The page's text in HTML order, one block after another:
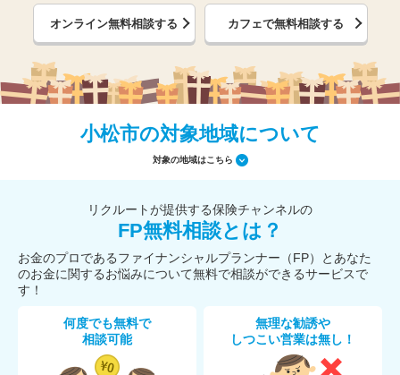
オンライン無料相談する カフェで無料相談する
小松市の対象地域について
対象の地域はこちら
リクルートが提供する保険チャンネルの
FP無料相談とは？
お金のプロであるファイナンシャルプランナー（FP）とあなた
のお金に関するお悩みについて無料で相談ができるサービスで
す！
何度でも無料で
相談可能
無理な勧誘や
しつこい営業は無し！